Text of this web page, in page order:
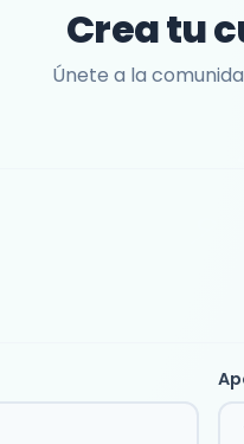
Crea tu
Únete a la